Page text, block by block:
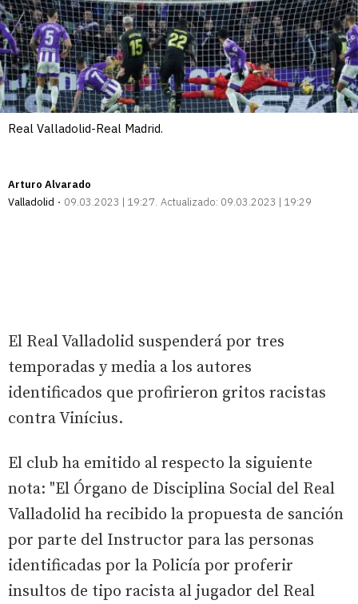
Real Valladolid-Real Madrid.
Arturo Alvarado
Valladolid
09.03.2023 | 19:27 Actualizado: 09.03.2023 | 19:29
El Real Valladolid suspenderá por tres
temporadas y media a los autores
identificados que profirieron gritos racistas
contra Vinícius.
El club ha emitido al respecto la siguiente
nota: "El Órgano de Disciplina Social del Real
Valladolid ha recibido la propuesta de sanción
por parte del Instructor para las personas
identificadas por la Policía por proferir
insultos de tipo racista al jugador del Real